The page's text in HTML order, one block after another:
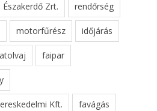
Északerdő Zrt. rendőrség
motorfűrész időjárás
faipar
Kft. favágás